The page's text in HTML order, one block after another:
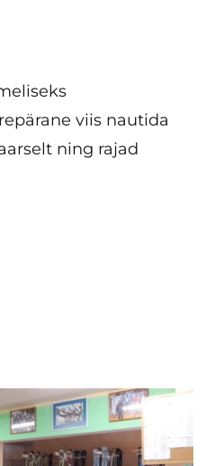
viis nautida
ning rajad